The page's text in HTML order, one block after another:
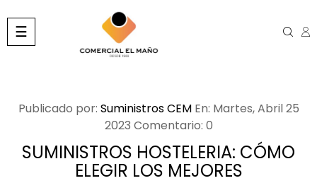
Navegación
de
☰
Publicado por: Suministros CEM En: Martes,Abril25
2023 Comentario: 0
SUMINISTROS HOSTELERIA: CÓMO
ELEGIR LOS MEJORES